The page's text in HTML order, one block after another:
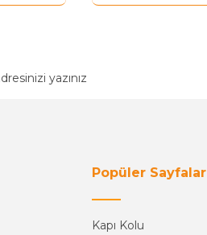
Popüler Sayfalar
Kapı Kolu